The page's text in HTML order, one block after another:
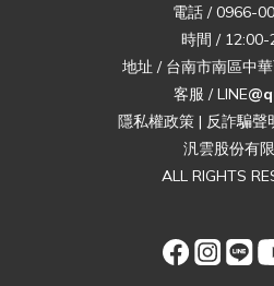
電話 / 0966-
時間 / 12:00-
地址 / 台南市南區中
客服 / LINE
隱私權政策 | 反詐騙聲
汎雲股份有
ALL RIGHTS